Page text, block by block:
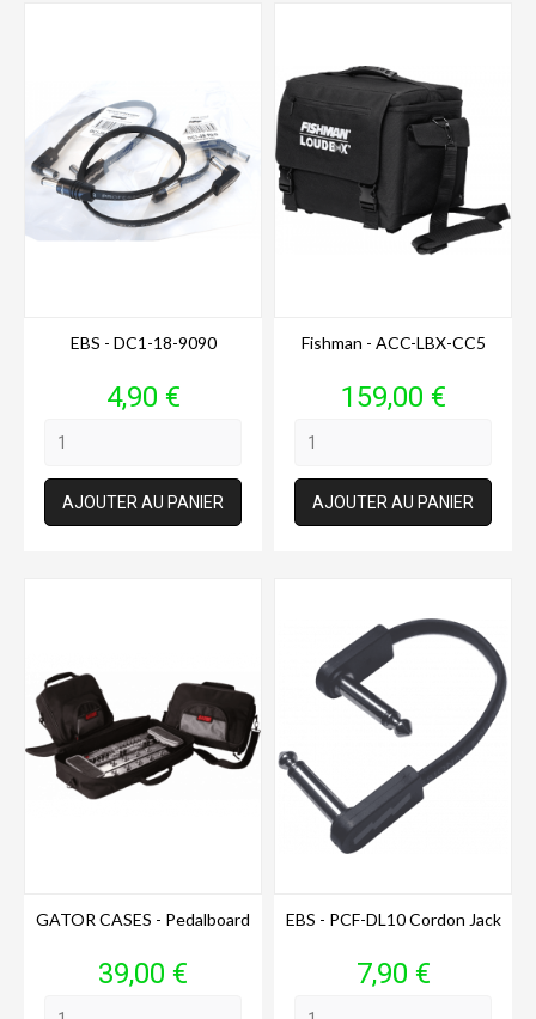
EBS - DC1-18-9090
Prix
4,90 €
AJOUTER AU PANIER
Fishman - ACC-LBX-CC5
Prix
159,00 €
AJOUTER AU PANIER
GATOR CASES - Pedalboard
Prix
39,00 €
EBS - PCF-DL10 Cordon Jack
Prix
7,90 €